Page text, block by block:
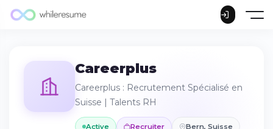
Careerplus
Careerplus : Recrutement Spécialisé en
Suisse | Talents RH
Active Recruiter Bern, Suisse